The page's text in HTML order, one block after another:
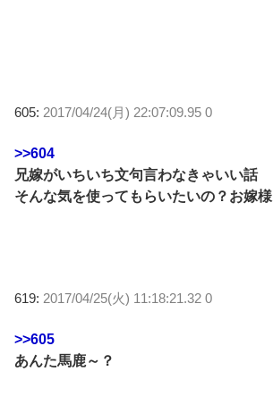
605: 2017/04/24(月) 22:07:09.95 0
>>604
兄嫁がいちいち文句言わなきゃいい話
そんな気を使ってもらいたいの？お嫁様
619: 2017/04/25(火) 11:18:21.32 0
>>605
あんた馬鹿～？